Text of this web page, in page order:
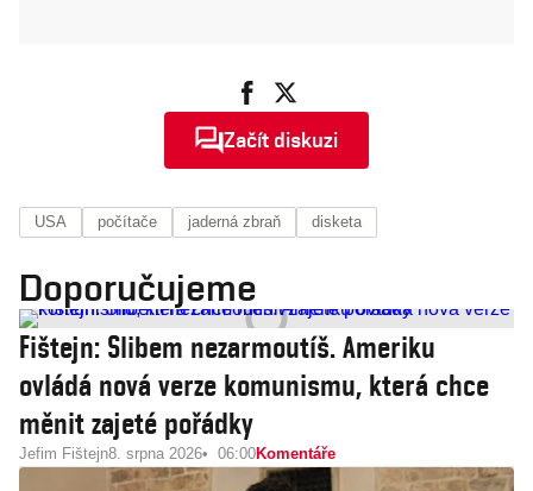
Začít diskuzi
USA počítače jaderná zbraň disketa
Doporučujeme
Fištejn: Slibem nezarmoutíš. Ameriku
ovládá nová verze komunismu, která chce
měnit zajeté pořádky
Jefim Fištejn8. srpna 2026 06:00Komentáře